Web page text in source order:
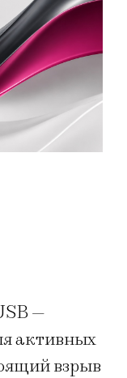
—
активных
взрыв